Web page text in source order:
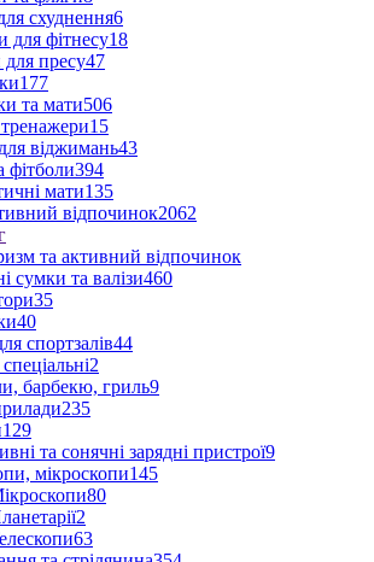
схуднення6
для фітнесу18
пресу47
177
та мати506
15
віджимань43
фітболи394
мати135
відпочинок2062
та активний відпочинок
сумки та валізи460
35
40
спортзалів44
2
барбекю, гриль9
235
129
та сонячні зарядні пристрої9
мікроскопи145
80
2
63